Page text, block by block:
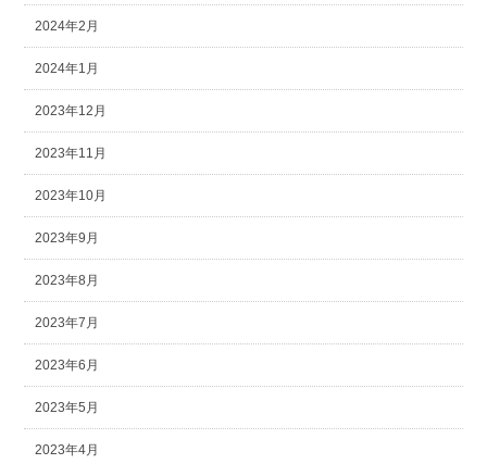
2024年2月
2024年1月
2023年12月
2023年11月
2023年10月
2023年9月
2023年8月
2023年7月
2023年6月
2023年5月
2023年4月